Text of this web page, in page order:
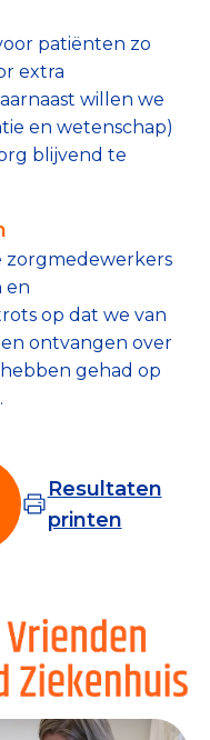
doelen
patiënten zo
extra
willen we
en wetenschap)
blijvend te
zorgmedewerkers
en
op dat we van
ontvangen over
gehad op
Resultaten
printen